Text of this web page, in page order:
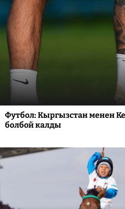
Футбол: Кыргызстан менен
болбой калды